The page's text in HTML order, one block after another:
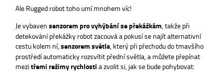
Ale Rugged robot toho umí mnohem víc!
Je vybaven senzorem pro vyhýbání se překážkám , takže při
detekování překážky robot zacouvá a pokusí se najít alternativní
cestu kolem ní, senzorem světla , který při přechodu do tmavšího
prostředí automaticky rozsvítit přední světla, a můžete přepínat
mezi třemi režimy rychlosti a zvolit si, jak se bude pohybovat: